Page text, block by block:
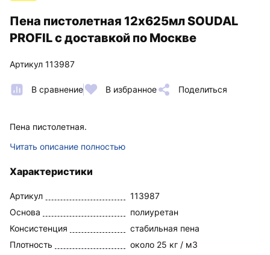
Пена пистолетная 12х625мл SOUDAL
PROFIL с доставкой по Москве
Артикул 113987
В сравнение В избранное Поделиться
Пена пистолетная.
Читать описание полностью
Характеристики
Артикул
113987
Основа
полиуретан
Консистенция
стабильная пена
Плотность
около 25 кг / м3